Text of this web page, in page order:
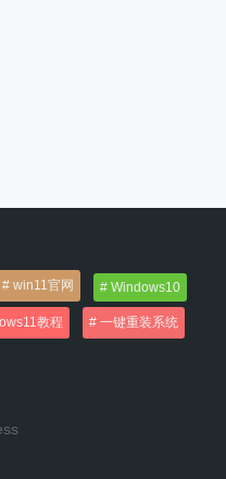
win11官网 Windows10
教程 一键重装系统